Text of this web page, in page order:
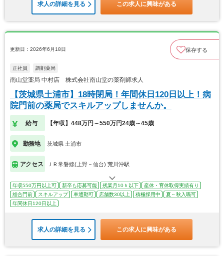
求人の詳細を見る この求人に興味がある
更新日：2026年6月18日 保存する
正社員 調剤薬局
南山堂薬局 中村店 株式会社南山堂の薬剤師求人
【茨城県土浦市】18時閉局！年間休日120日以上！病
院門前の薬局でスキルアップしませんか。
給与 【年収】448万円～550万円24歳～45歳
勤務地 茨城県 土浦市
アクセス ＪＲ常磐線(上野－仙台) 荒川沖駅
年収550万円以上可 新卒も応募可能 残業月10ｈ以下
産休・育休取得実績有り
総合門前
スキルアップ 車通勤可 店舗数30以上 積極採用中
夏～秋入職可
年間休日120日以上
求人の詳細を見る この求人に興味がある